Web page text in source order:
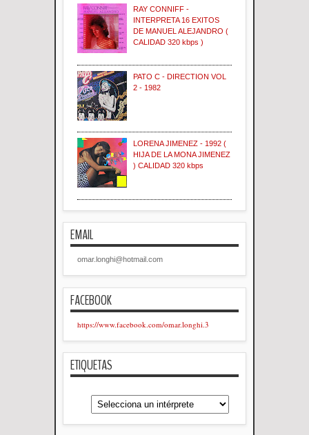
RAY CONNIFF -
INTERPRETA 16 EXITOS
DE MANUEL ALEJANDRO (
CALIDAD 320 kbps )
PATO C - DIRECTION VOL
2 - 1982
LORENA JIMENEZ - 1992 (
HIJA DE LA MONA JIMENEZ
) CALIDAD 320 kbps
EMAIL
omar.longhi@hotmail.com
FACEBOOK
https://www.facebook.com/omar.longhi.3
ETIQUETAS